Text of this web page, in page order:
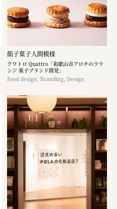
餡子菓子人間模様
クワトロ Quattro「和歌山市アロチのラウ
ンジ 菓子ブランド開発」
Food design, Branding, Design